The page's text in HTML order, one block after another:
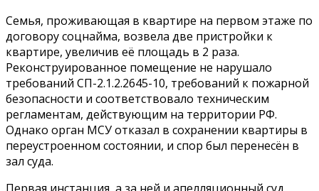
Семья, проживающая в квартире на первом этаже по
договору соцнайма, возвела две пристройки к
квартире, увеличив её площадь в 2 раза.
Реконструированное помещение не нарушало
требований СП-2.1.2.2645-10, требований к пожарной
безопасности и соответствовало техническим
регламентам, действующим на территории РФ.
Однако орган МСУ отказал в сохранении квартиры в
переустроенном состоянии, и спор был перенесён в
зал суда.